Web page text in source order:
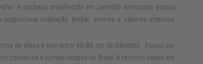
A cachaça envelhecida em carvalho americano possui
coloração âmbar, aromas e sabores intensos
de altura e tem entre 40-80 cm de diâmetro. Possui cor
conhecida e comercializada no Brasil, é também usada em